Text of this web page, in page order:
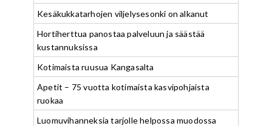
Kesäkukkatarhojen viljelysesonki on alkanut
Hortiherttua panostaa palveluun ja säästää
kustannuksissa
Kotimaista ruusua Kangasalta
Apetit – 75 vuotta kotimaista kasvipohjaista
ruokaa
Luomuvihanneksia tarjolle helpossa muodossa